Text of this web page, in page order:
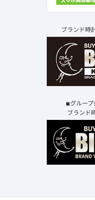
ブランド時
◾︎グルー
ブランド